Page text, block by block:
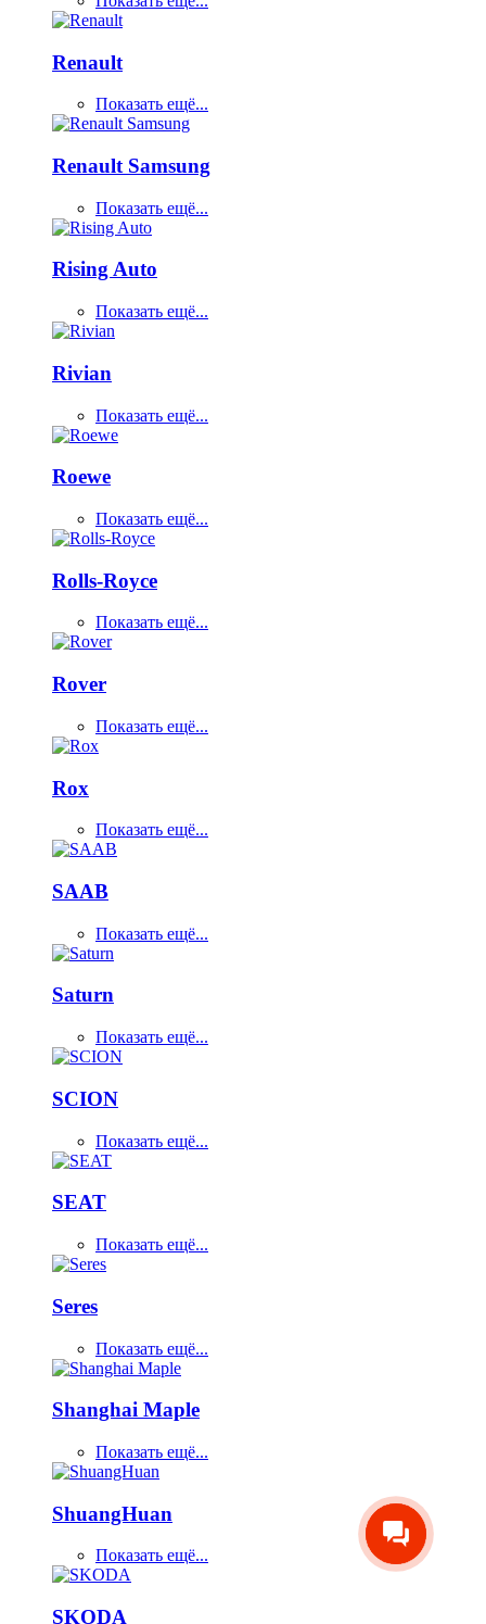
Renault
Показать ещё...
Renault Samsung
Показать ещё...
Rising Auto
Показать ещё...
Rivian
Показать ещё...
Roewe
Показать ещё...
Rolls-Royce
Показать ещё...
Rover
Показать ещё...
Rox
Показать ещё...
SAAB
Показать ещё...
Saturn
Показать ещё...
SCION
Показать ещё...
SEAT
Показать ещё...
Seres
Показать ещё...
Shanghai Maple
Показать ещё...
ShuangHuan
Показать ещё...
SKODA